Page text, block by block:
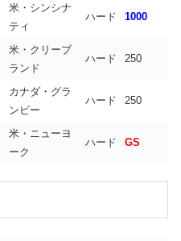
米・シンシナ
ティ
ハード 1000
米・クリーブ
ランド
ハード 250
カナダ・グラ
ンビー
ハード 250
米・ニューヨ
ーク
ハード GS